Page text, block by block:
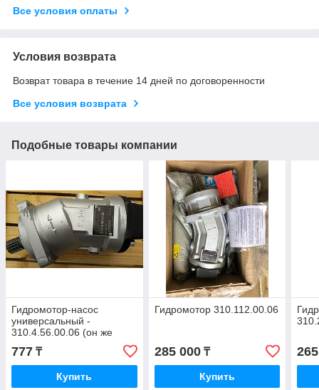
Все условия оплаты
Условия возврата
Возврат товара в течение 14 дней по договоренности
Все условия возврата
Подобные товары компании
Гидромотор-насос
универсальный -
310.4.56.00.06 (он же
310.3.56.00.06), заменяет
насосы 310.3.56.00.03 и
777 ₸
Купить
Гидромотор 310.112.00.06
285 000₸
Купить